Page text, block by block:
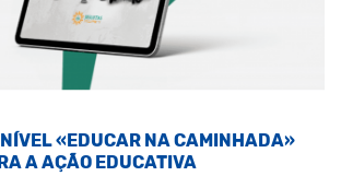
«EDUCAR NA CAMINHADA»
A AÇÃO EDUCATIVA